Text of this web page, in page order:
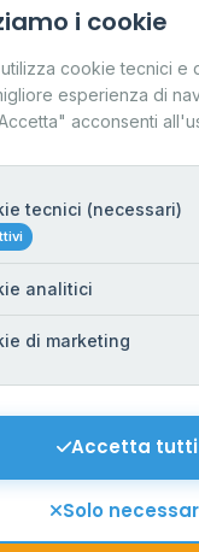
legali
i cookie
cookie tecnici e
esperienza di
acconsenti
tecnici (necessari)
analitici
di marketing
Accetta tutti
Solo